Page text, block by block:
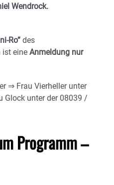
Wendrock.
Ro” des
ist eine Anmeldung nur
⇒ Frau Vierheller unter
Glock unter der 08039 /
Programm –